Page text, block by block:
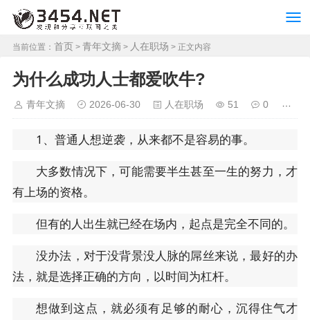
当前位置： 首页 > 青年文摘 > 人在职场 > 正文内容
为什么成功人士都爱吹牛?
青年文摘 2026-06-30 人在职场 51 0
1、普通人想逆袭，从来都不是容易的事。
大多数情况下，可能需要半生甚至一生的努力，才
有上场的资格。
但有的人出生就已经在场内，起点是完全不同的。
没办法，对于没背景没人脉的屌丝来说，最好的办
法，就是选择正确的方向，以时间为杠杆。
想做到这点，就必须有足够的耐心，沉得住气才